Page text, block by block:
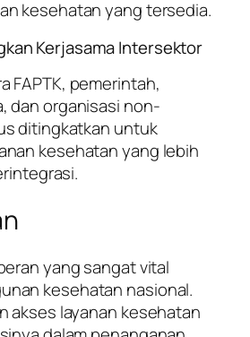
kesehatan yang tersedia.
Kerjasama Intersektor
FAPTK, pemerintah,
dan organisasi non-
ditingkatkan untuk
kesehatan yang lebih
yang sangat vital
kesehatan nasional.
akses layanan kesehatan